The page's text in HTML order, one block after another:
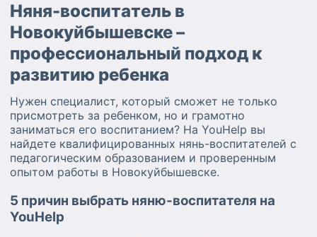
Няня-воспитатель в
Новокуйбышевске –
профессиональный подход к
развитию ребенка
Нужен специалист, который сможет не только
присмотреть за ребенком, но и грамотно
заниматься его воспитанием? На YouHelp вы
найдете квалифицированных нянь-воспитателей с
педагогическим образованием и проверенным
опытом работы в Новокуйбышевске.
5 причин выбрать няню-воспитателя на
YouHelp